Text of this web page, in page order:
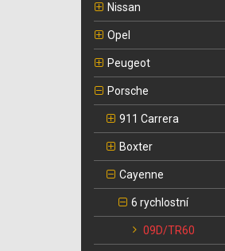
Nissan
Opel
Peugeot
Porsche
911 Carrera
Boxter
Cayenne
6 rychlostní
09D/TR60